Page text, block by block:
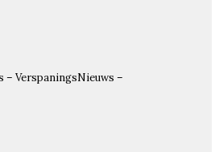
VerspaningsNieuws –